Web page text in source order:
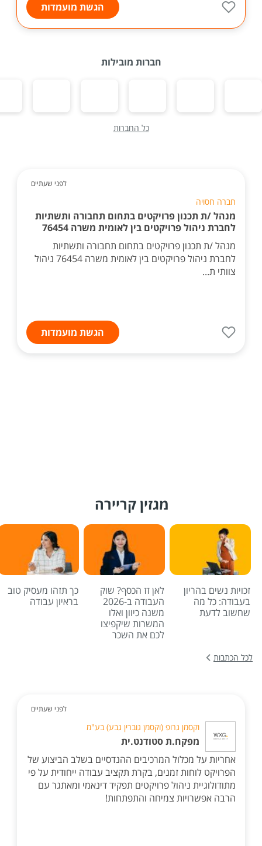
הגשת מועמדות
חברות מובילות
כל החברות
לפני שעתיים
חברה חסויה
מנהל /ת תכנון פרויקטים בתחום תחבורה ותשתיות
לחברת ניהול פרויקטים בין לאומית משרה 76454
מנהל /ת תכנון פרויקטים בתחום תחבורה ותשתיות
לחברת ניהול פרויקטים בין לאומית משרה 76454 ניהול
צוותי ת...
הגשת מועמדות
מגזין קריירה
זכויות נשים בהריון
בעבודה: כל מה
שחשוב לדעת
לאן זז הכסף? שוק
העבודה ב-2026
משנה כיוון ואלו
המשרות שיקפיצו
לכם את השכר
כך תזהו מעסיק טוב
בראיון עבודה
לכל הכתבות
לפני שעתיים
וקסמן גרופ (וקסמן גוברין גבע) בע"מ
מפקח.ת סטודנט.ית
אחריות על מכלול המרכיבים ההנדסיים בשלב הביצוע של
הפרויקט לוחות זמנים, בקרת תקציב עבודה ייחודית על פי
מתודולוגיית ניהול פרויקטים תפקיד דינאמי ומאתגר עם
הרבה אפשרויות צמיחה והתפתחות!